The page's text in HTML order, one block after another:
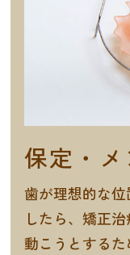
保定・
歯が理想的な
したら、矯正
動こうとする